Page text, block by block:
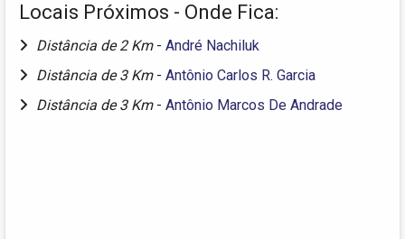
Locais Próximos - Onde Fica:
Distância de 2 Km - André Nachiluk
Distância de 3 Km - Antônio Carlos R. Garcia
Distância de 3 Km - Antônio Marcos De Andrade